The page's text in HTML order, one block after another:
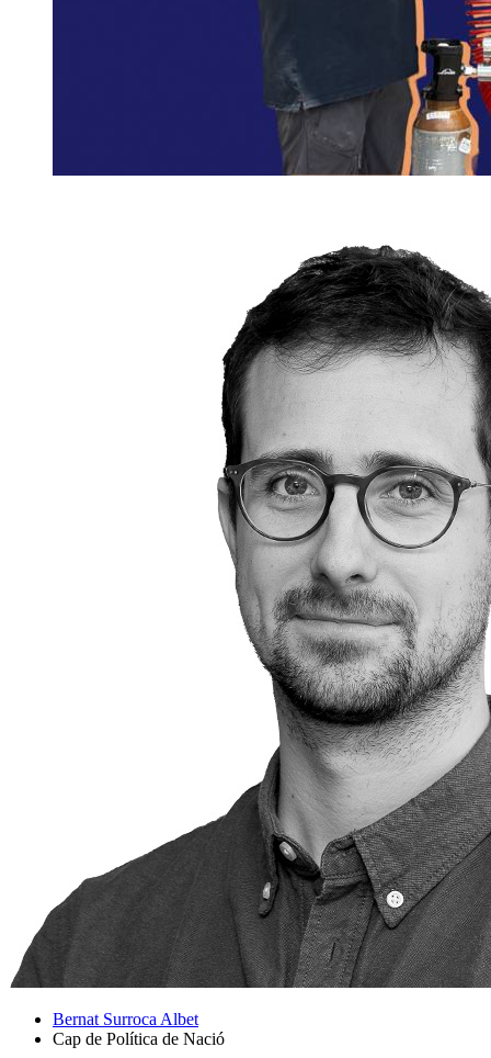
Bernat Surroca Albet
Cap de Política de Nació